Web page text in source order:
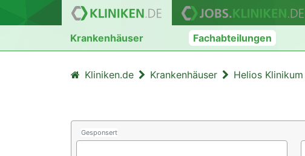
Krankenhäuser Fachabteilungen
Kliniken.de Krankenhäuser Helios
Gesponsert